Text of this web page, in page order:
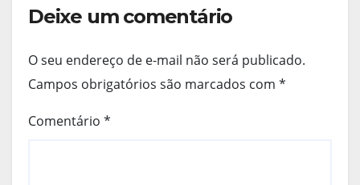
Deixe um comentário
O seu endereço de e-mail não será publicado.
Campos obrigatórios são marcados com *
Comentário *